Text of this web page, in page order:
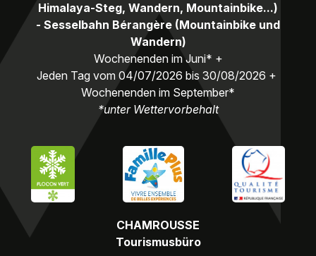
CHAMROUSSE
Tourismusbüro
Himalaya-Steg, Wandern, Mountainbike...)
- Sesselbahn Bérangère (Mountainbike und
Wandern)
Wochenenden im Juni* +
Jeden Tag vom 04/07/2026 bis 30/08/2026 +
Wochenenden im September*
*unter Wettervorbehalt